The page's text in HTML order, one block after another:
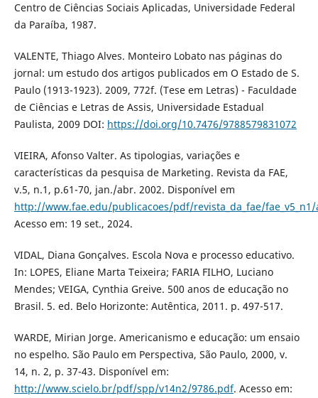
Centro de Ciências Sociais Aplicadas, Universidade Federal
da Paraíba, 1987.
VALENTE, Thiago Alves. Monteiro Lobato nas páginas do
jornal: um estudo dos artigos publicados em O Estado de S.
Paulo (1913-1923). 2009, 772f. (Tese em Letras) - Faculdade
de Ciências e Letras de Assis, Universidade Estadual
Paulista, 2009 DOI: https://doi.org/10.7476/9788579831072
VIEIRA, Afonso Valter. As tipologias, variações e
características da pesquisa de Marketing. Revista da FAE,
v.5, n.1, p.61-70, jan./abr. 2002. Disponível em
http://www.fae.edu/publicacoes/pdf/revista_da_fae/fae_v5_n1/
Acesso em: 19 set., 2024.
VIDAL, Diana Gonçalves. Escola Nova e processo educativo.
In: LOPES, Eliane Marta Teixeira; FARIA FILHO, Luciano
Mendes; VEIGA, Cynthia Greive. 500 anos de educação no
Brasil. 5. ed. Belo Horizonte: Autêntica, 2011. p. 497-517.
WARDE, Mirian Jorge. Americanismo e educação: um ensaio
no espelho. São Paulo em Perspectiva, São Paulo, 2000, v.
14, n. 2, p. 37-43. Disponível em:
http://www.scielo.br/pdf/spp/v14n2/9786.pdf. Acesso em: